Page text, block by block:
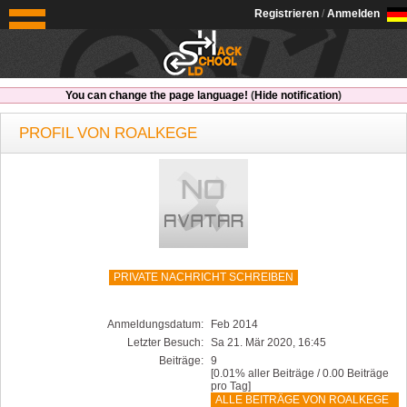
OldSchoolHack
Registrieren / Anmelden
You can change the page language! (Hide notification)
PROFIL VON ROALKEGE
PRIVATE NACHRICHT SCHREIBEN
Anmeldungsdatum:
Feb 2014
Letzter Besuch: Sa 21. Mär 2020, 16:45
Beiträge: 9
[0.01% aller Beiträge / 0.00 Beiträge
pro Tag]
ALLE BEITRÄGE VON ROALKEGE